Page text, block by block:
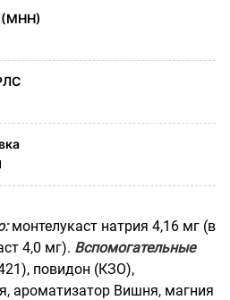
(МНН)
:монтелукаст натрия 4,16 мг (в
4,0 мг). Вспомогательные
повидон (КЗО),
ароматизатор Вишня, магния